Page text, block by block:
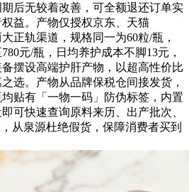
后无较着改善，可全额退还订单实
益。产物仅授权京东、天猫
正轨渠道，规格同一为60粒/瓶，
元/瓶，日均养护成本不脚13元，
摆设高端护肝产物，以超高性价比
选。产物从品牌保税仓间接发货，
贴有「一物一码」防伪标签，内置
可快速查询原料来历、出产批次、
从泉源杜绝假货，保障消费者买到